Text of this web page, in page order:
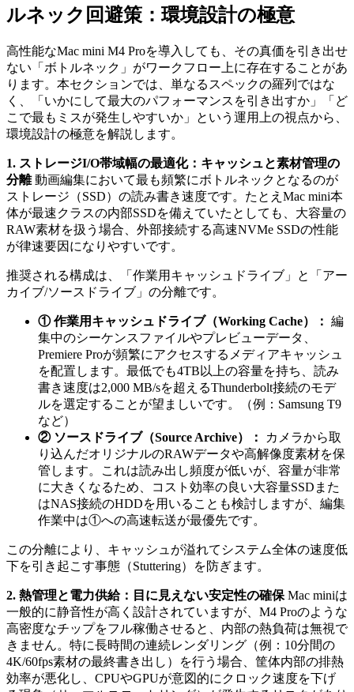
ルネック回避策：環境設計の極意
高性能なMac mini M4 Proを導入しても、その真価を引き出せ
ない「ボトルネック」がワークフロー上に存在することがあ
ります。本セクションでは、単なるスペックの羅列ではな
く、「いかにして最大のパフォーマンスを引き出すか」「ど
こで最もミスが発生しやすいか」という運用上の視点から、
環境設計の極意を解説します。
1. ストレージI/O帯域幅の最適化：キャッシュと素材管理の
分離動画編集において最も頻繁にボトルネックとなるのが
ストレージ（SSD）の読み書き速度です。たとえMac mini本
体が最速クラスの内部SSDを備えていたとしても、大容量の
RAW素材を扱う場合、外部接続する高速NVMe SSDの性能
が律速要因になりやすいです。
推奨される構成は、「作業用キャッシュドライブ」と「アー
カイブ/ソースドライブ」の分離です。
① 作業用キャッシュドライブ（Working Cache）： 編
集中のシーケンスファイルやプレビューデータ、
Premiere Proが頻繁にアクセスするメディアキャッシュ
を配置します。最低でも4TB以上の容量を持ち、読み
書き速度は2,000 MB/sを超えるThunderbolt接続のモデ
ルを選定することが望ましいです。（例：Samsung T9
など）
② ソースドライブ（Source Archive）：
カメラから取
り込んだオリジナルのRAWデータや高解像度素材を保
管します。これは読み出し頻度が低いが、容量が非常
に大きくなるため、コスト効率の良い大容量SSDまた
はNAS接続のHDDを用いることも検討しますが、編集
作業中は①への高速転送が最優先です。
この分離により、キャッシュが溢れてシステム全体の速度低
下を引き起こす事態（Stuttering）を防ぎます。
2. 熱管理と電力供給：目に見えない安定性の確保 Mac miniは
一般的に静音性が高く設計されていますが、M4 Proのような
高密度なチップをフル稼働させると、内部の熱負荷は無視で
きません。特に長時間の連続レンダリング（例：10分間の
4K/60fps素材の最終書き出し）を行う場合、筐体内部の排熱
効率が悪化し、CPUやGPUが意図的にクロック速度を下げ